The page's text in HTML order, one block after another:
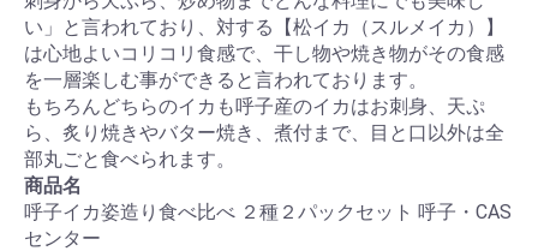
い」と言われており、対する【松イカ（スルメイカ）】
は心地よいコリコリ食感で、干し物や焼き物がその食感
を一層楽しむ事ができると言われております。
もちろんどちらのイカも呼子産のイカはお刺身、天ぷ
ら、炙り焼きやバター焼き、煮付まで、目と口以外は全
部丸ごと食べられます。
商品名
呼子イカ姿造り食べ比べ ２種２パックセット 呼子・CAS
センター